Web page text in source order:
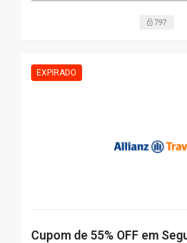
797
Cupom de 55% OFF em